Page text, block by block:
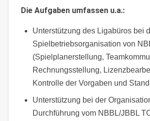
Die Aufgaben umfassen u.a.:
Unterstützung des Ligabüros bei
Spielbetriebsorganisation von
(Spielplanerstellung,
Rechnungsstellung,
Kontrolle der Vorgaben und
Unterstützung bei der
Durchführung vom NBBL/JBBL